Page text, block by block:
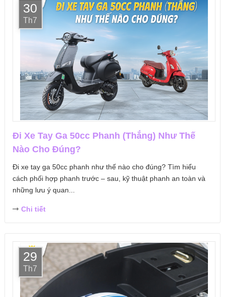
30
Th7
Đi Xe Tay Ga 50cc Phanh (Thắng) Như Thế
Nào Cho Đúng?
Đi xe tay ga 50cc phanh như thế nào cho đúng? Tìm hiểu
cách phối hợp phanh trước – sau, kỹ thuật phanh an toàn và
những lưu ý quan...
Chi tiết
29
Th7